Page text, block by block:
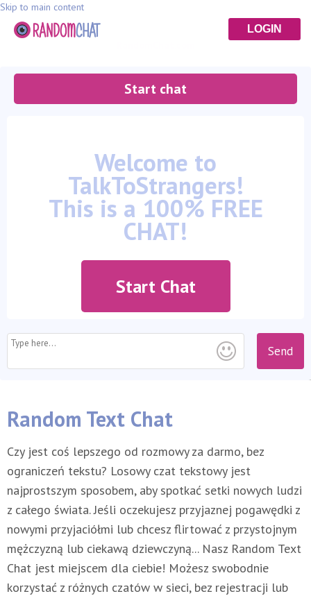
Skip to main content
LOGIN
Start chat
Welcome to
TalkToStrangers!
This is a 100% FREE
CHAT!
Start Chat
Send
Random Text Chat
Czy jest coś lepszego od rozmowy za darmo, bez
ograniczeń tekstu? Losowy czat tekstowy jest
najprostszym sposobem, aby spotkać setki nowych ludzi
z całego świata. Jeśli oczekujesz przyjaznej pogawędki z
nowymi przyjaciółmi lub chcesz flirtować z przystojnym
mężczyzną lub ciekawą dziewczyną... Nasz Random Text
Chat jest miejscem dla ciebie! Możesz swobodnie
korzystać z różnych czatów w sieci, bez rejestracji lub